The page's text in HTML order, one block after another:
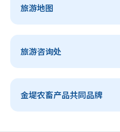
旅游地图
旅游咨询处
金堤农畜产品共同品牌